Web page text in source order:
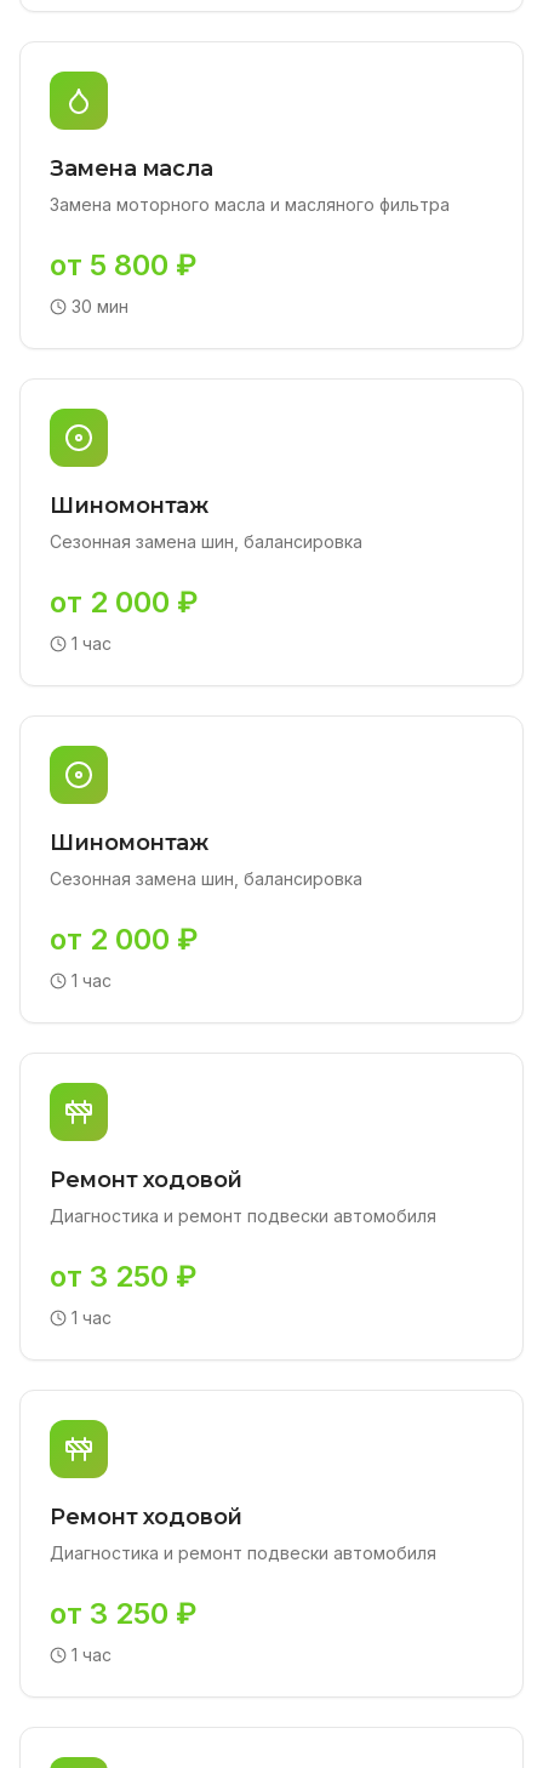
Замена масла
Замена моторного масла и масляного фильтра
от 5 800 ₽
30 мин
Шиномонтаж
Сезонная замена шин, балансировка
от 2 000 ₽
1 час
Шиномонтаж
Сезонная замена шин, балансировка
от 2 000 ₽
1 час
Ремонт ходовой
Диагностика и ремонт подвески автомобиля
от 3 250 ₽
1 час
Ремонт ходовой
Диагностика и ремонт подвески автомобиля
от 3 250 ₽
1 час